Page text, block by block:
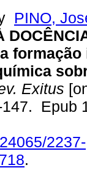
PINO,
Exitus
Epub
2237-
.